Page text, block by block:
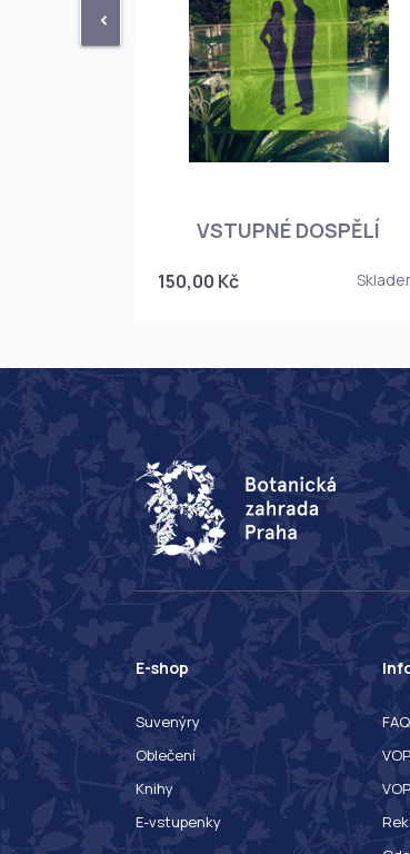
<
VSTUPNÉ DOSPĚLÍ
150,00 Kč
E-shop
Suvenýry
Oblečení
Knihy
E-vstupenky
FAQ